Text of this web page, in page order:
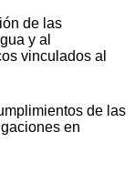
de las
y al
vinculados al
de las
en